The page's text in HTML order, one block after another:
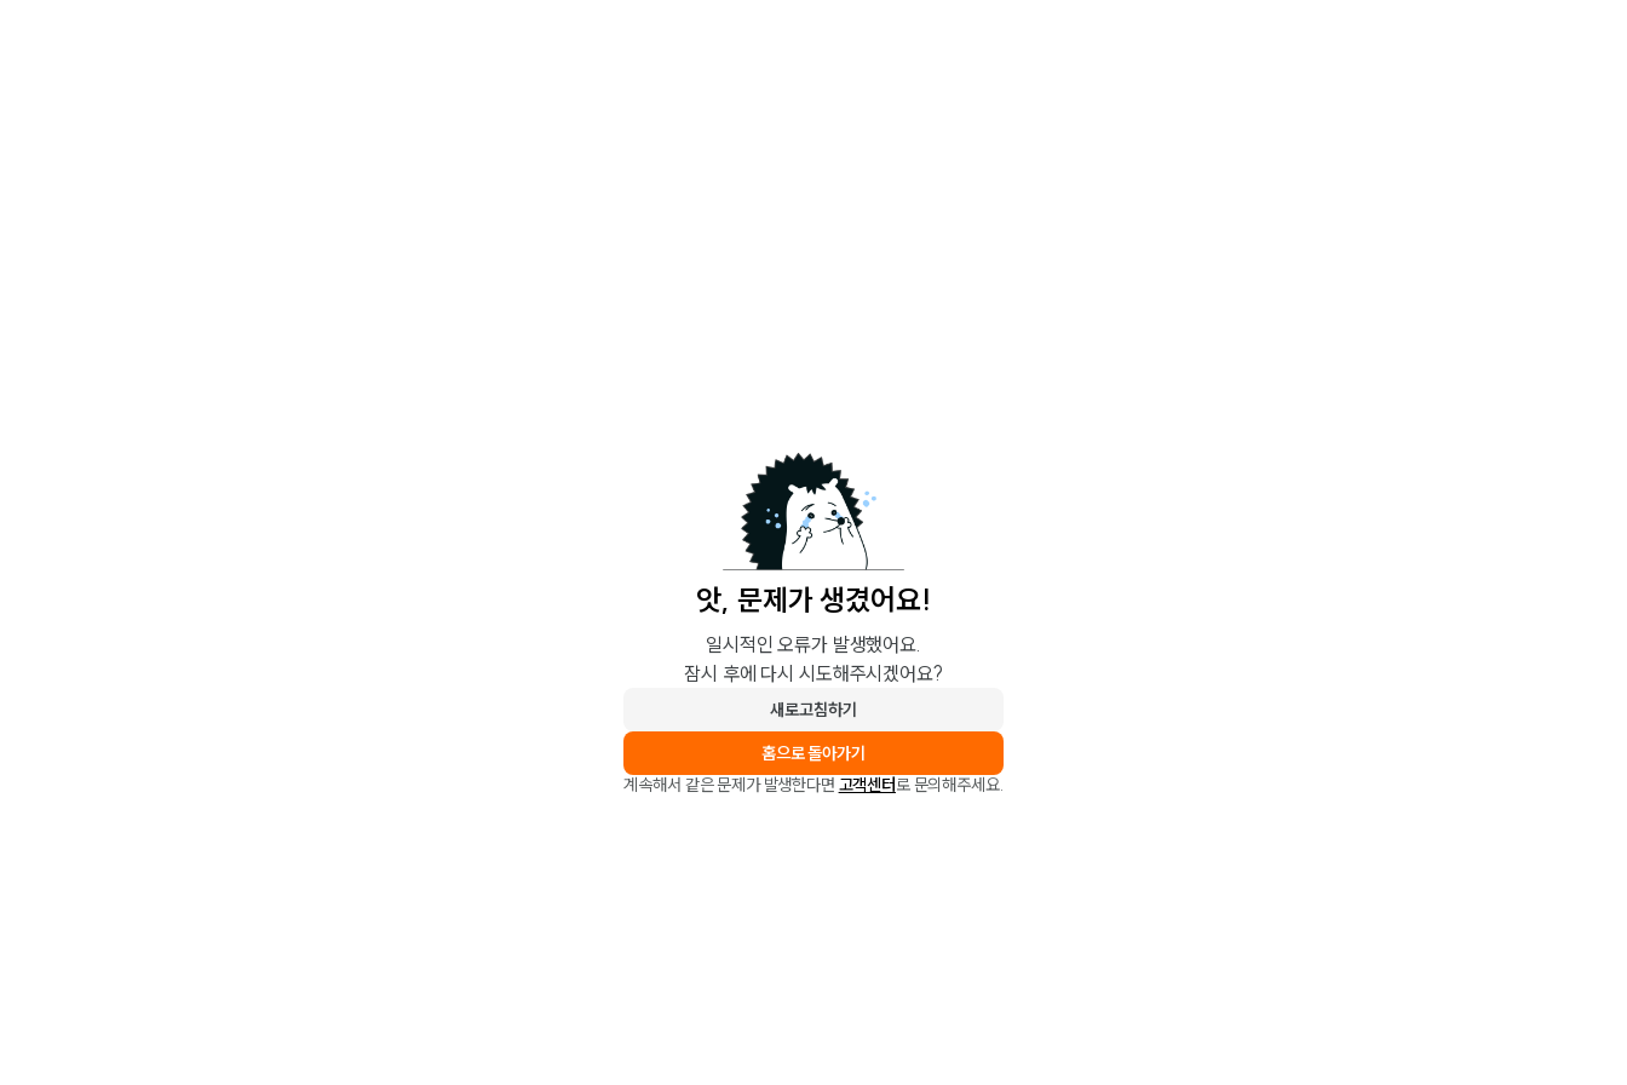
앗, 문제가 생겼어요!
일시적인 오류가 발생했어요.
잠시 후에 다시 시도해주시겠어요?
새로고침하기
홈으로 돌아가기
계속해서 같은 문제가 발생한다면 고객센터로 문의해주세요.